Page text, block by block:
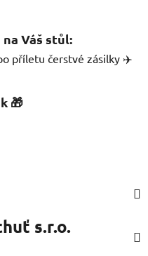
Váš stůl:
příletu čerstvé zásilky ✈️
🎁
s.r.o.